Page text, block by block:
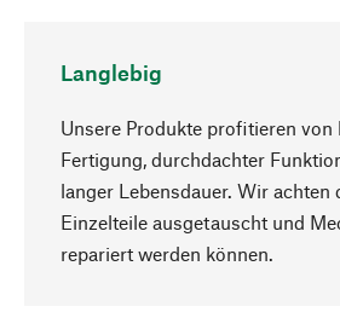
Langlebig
Unsere Produkte profitieren
Fertigung, durchdachter
langer Lebensdauer. Wir achten
Einzelteile ausgetauscht und
repariert werden können.